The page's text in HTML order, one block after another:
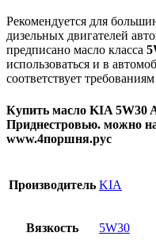
Рекомендуется для
дизельных двигателей
предписано масло класса
использоваться и в
соответствует
Купить масло KIA 5W30
Приднестровью. можно
www.4поршня.рус
Производитель KIA
Вязкость 5W30